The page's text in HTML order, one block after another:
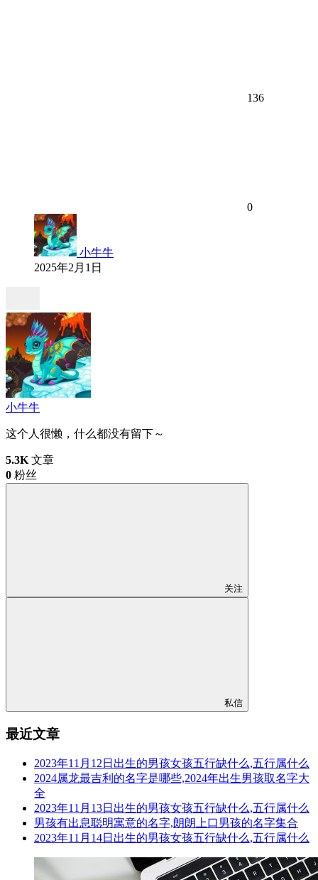
136
0
小牛牛
2025年2月1日
小牛牛
这个人很懒，什么都没有留下～
5.3K 文章
0 粉丝
关注
私信
最近文章
2023年11月12日出生的男孩女孩五行缺什么,五行属什么
2024属龙最吉利的名字是哪些,2024年出生男孩取名字大
全
2023年11月13日出生的男孩女孩五行缺什么,五行属什么
男孩有出息聪明寓意的名字,朗朗上口男孩的名字集合
2023年11月14日出生的男孩女孩五行缺什么,五行属什么